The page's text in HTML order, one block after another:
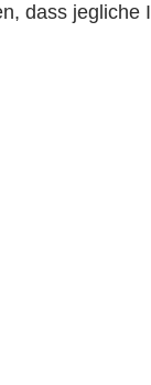
dass jegliche